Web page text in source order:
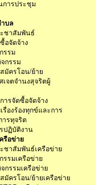
การประชุม
บล
ชาสัมพันธ์
อจัดจ้าง
รรม
กรรม
มัครโอน/ย้าย
เจตจำนงสุจริตผู้
ารจัดซื้อจัดจ้าง
รื่องร้องทุกข์และการ
ารทุจริต
ปฏิบัติงาน
รือข่าย
ชาสัมพันธ์เครือข่าย
รรมเครือข่าย
กรรมเครือข่าย
มัครโอน/ย้ายเครือข่าย